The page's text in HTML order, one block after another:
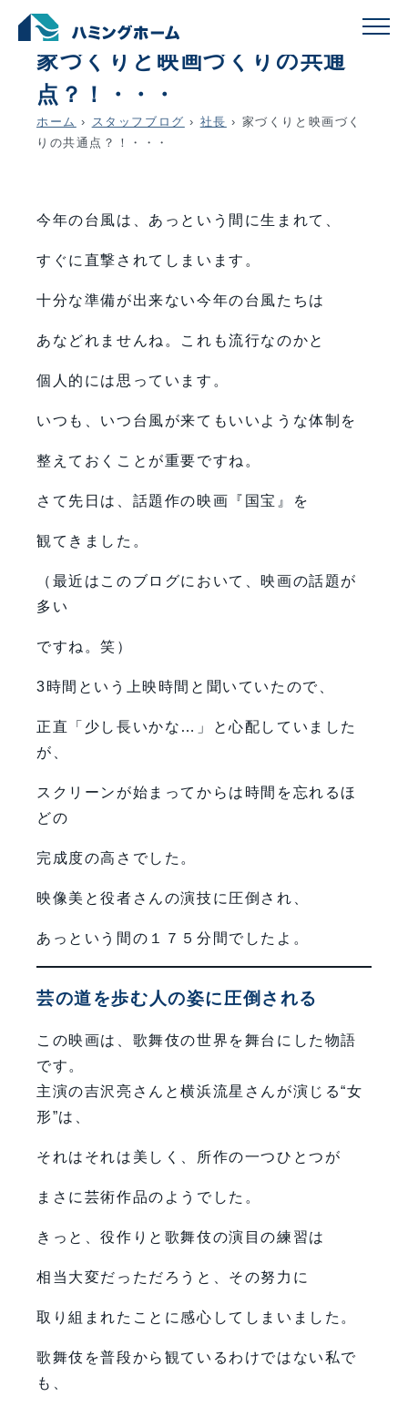
schedule
家づくりと映画づくりの共通
点？！・・・
ホーム › スタッフブログ › 社長 › 家づくりと映画づく
りの共通点？！・・・
今年の台風は、あっという間に生まれて、
すぐに直撃されてしまいます。
十分な準備が出来ない今年の台風たちは
あなどれませんね。これも流行なのかと
個人的には思っています。
いつも、いつ台風が来てもいいような体制を
整えておくことが重要ですね。
さて先日は、話題作の映画『国宝』を
観てきました。
（最近はこのブログにおいて、映画の話題が
多い
ですね。笑）
3時間という上映時間と聞いていたので、
正直「少し長いかな…」と心配していました
が、
スクリーンが始まってからは時間を忘れるほ
どの
完成度の高さでした。
映像美と役者さんの演技に圧倒され、
あっという間の１７５分間でしたよ。
芸の道を歩む人の姿に圧倒される
この映画は、歌舞伎の世界を舞台にした物語
です。
主演の吉沢亮さんと横浜流星さんが演じる“女
形”は、
それはそれは美しく、所作の一つひとつが
まさに芸術作品のようでした。
きっと、役作りと歌舞伎の演目の練習は
相当大変だっただろうと、その努力に
取り組まれたことに感心してしまいました。
歌舞伎を普段から観ているわけではない私で
も、